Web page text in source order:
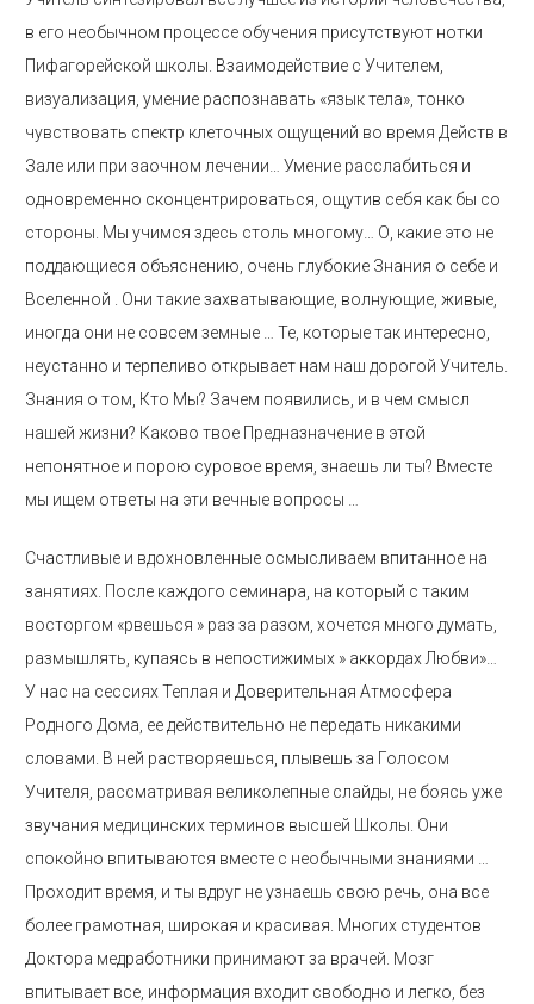
в его необычном процессе обучения присутствуют нотки
Пифагорейской школы. Взаимодействие с Учителем,
визуализация, умение распознавать «язык тела», тонко
чувствовать спектр клеточных ощущений во время Действ в
Зале или при заочном лечении… Умение расслабиться и
одновременно сконцентрироваться, ощутив себя как бы со
стороны. Мы учимся здесь столь многому… О, какие это не
поддающиеся объяснению, очень глубокие Знания о себе и
Вселенной . Они такие захватывающие, волнующие, живые,
иногда они не совсем земные … Те, которые так интересно,
неустанно и терпеливо открывает нам наш дорогой Учитель.
Знания о том, Кто Мы? Зачем появились, и в чем смысл
нашей жизни? Каково твое Предназначение в этой
непонятное и порою суровое время, знаешь ли ты? Вместе
мы ищем ответы на эти вечные вопросы …
Счастливые и вдохновленные осмысливаем впитанное на
занятиях. После каждого семинара, на который с таким
восторгом «рвешься » раз за разом, хочется много думать,
размышлять, купаясь в непостижимых » аккордах Любви»…
У нас на сессиях Теплая и Доверительная Атмосфера
Родного Дома, ее действительно не передать никакими
словами. В ней растворяешься, плывешь за Голосом
Учителя, рассматривая великолепные слайды, не боясь уже
звучания медицинских терминов высшей Школы. Они
спокойно впитываются вместе с необычными знаниями …
Проходит время, и ты вдруг не узнаешь свою речь, она все
более грамотная, широкая и красивая. Многих студентов
Доктора медработники принимают за врачей. Мозг
впитывает все, информация входит свободно и легко, без